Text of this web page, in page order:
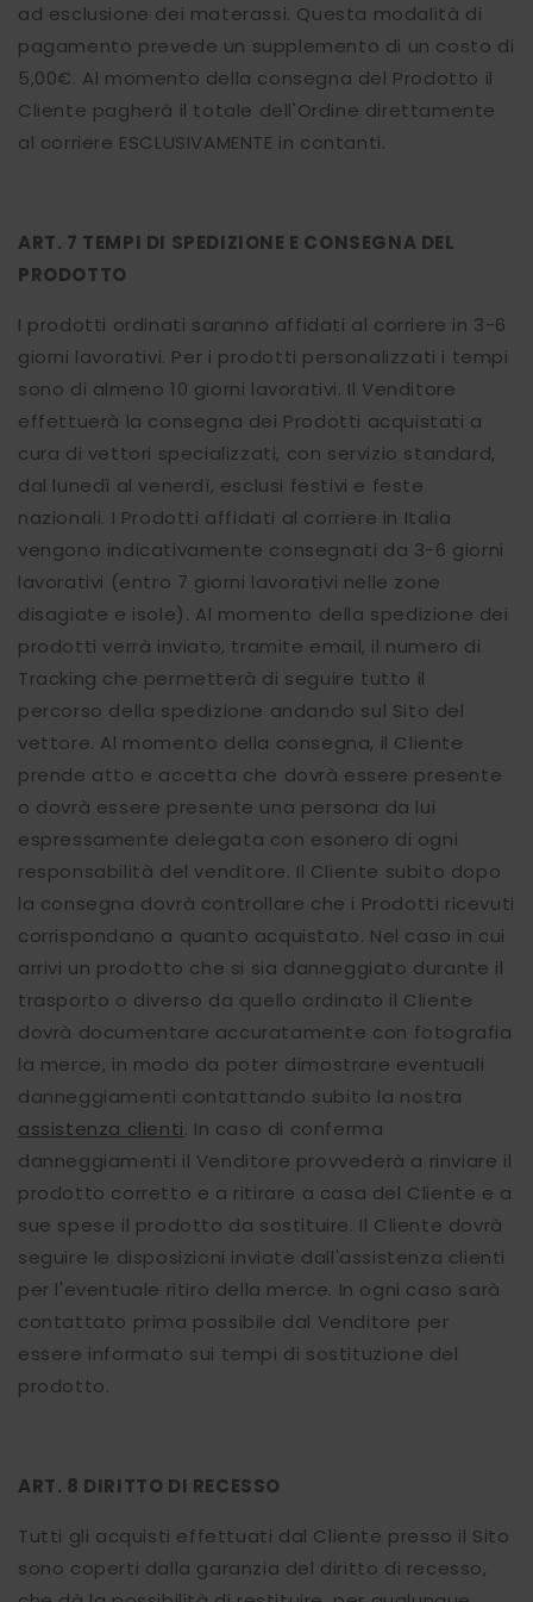
ad esclusione dei materassi. Questa modalità di
pagamento prevede un supplemento di un costo di
5,00€. Al momento della consegna del Prodotto il
Cliente pagherà il totale dell'Ordine direttamente
al corriere ESCLUSIVAMENTE in contanti.
ART. 7 TEMPI DI SPEDIZIONE E CONSEGNA DEL
PRODOTTO
I prodotti ordinati saranno affidati al corriere in 3-6
giorni lavorativi. Per i prodotti personalizzati i tempi
sono di almeno 10 giorni lavorativi. Il Venditore
effettuerà la consegna dei Prodotti acquistati a
cura di vettori specializzati, con servizio standard,
dal lunedì al venerdì, esclusi festivi e feste
nazionali. I Prodotti affidati al corriere in Italia
vengono indicativamente consegnati da 3-6 giorni
lavorativi (entro 7 giorni lavorativi nelle zone
disagiate e isole). Al momento della spedizione dei
prodotti verrà inviato, tramite email, il numero di
Tracking che permetterà di seguire tutto il
percorso della spedizione andando sul Sito del
vettore. Al momento della consegna, il Cliente
prende atto e accetta che dovrà essere presente
o dovrà essere presente una persona da lui
espressamente delegata con esonero di ogni
responsabilità del venditore. Il Cliente subito dopo
la consegna dovrà controllare che i Prodotti ricevuti
corrispondano a quanto acquistato. Nel caso in cui
arrivi un prodotto che si sia danneggiato durante il
trasporto o diverso da quello ordinato il Cliente
dovrà documentare accuratamente con fotografia
la merce, in modo da poter dimostrare eventuali
danneggiamenti contattando subito la nostra
assistenza clienti. In caso di conferma
danneggiamenti il Venditore provvederà a rinviare il
prodotto corretto e a ritirare a casa del Cliente e a
sue spese il prodotto da sostituire. Il Cliente dovrà
seguire le disposizioni inviate dall'assistenza clienti
per l'eventuale ritiro della merce. In ogni caso sarà
contattato prima possibile dal Venditore per
essere informato sui tempi di sostituzione del
prodotto.
ART. 8 DIRITTO DI RECESSO
Tutti gli acquisti effettuati dal Cliente presso il Sito
sono coperti dalla garanzia del diritto di recesso,